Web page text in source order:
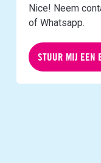
Nice! Neem
of Whatsapp.
STUUR MIJ EEN